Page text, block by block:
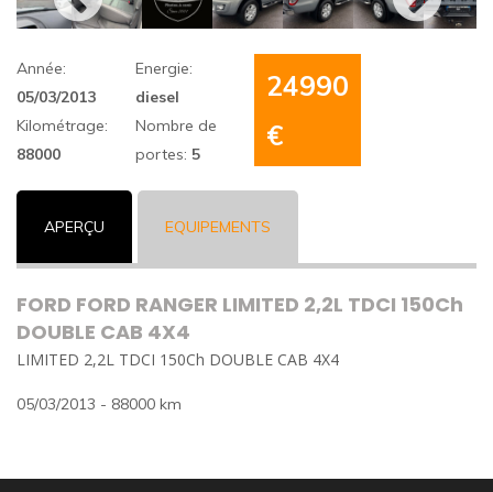
Année:
05/03/2013
Kilométrage:
88000
Energie:
diesel
Nombre de
portes: 5
24990
€
APERÇU EQUIPEMENTS
FORD FORD RANGER LIMITED 2,2L TDCI 150Ch
DOUBLE CAB 4X4
LIMITED 2,2L TDCI 150Ch DOUBLE CAB 4X4
05/03/2013 - 88000 km